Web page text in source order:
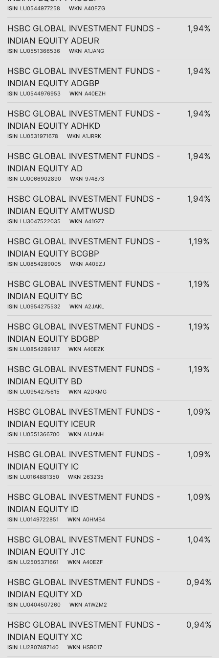
ISIN LU0544977258 WKN A40EZG
HSBC GLOBAL INVESTMENT FUNDS -
INDIAN EQUITY ADEUR
ISIN LU0551366536 WKN A1JANG
1,94%
HSBC GLOBAL INVESTMENT FUNDS -
INDIAN EQUITY ADGBP
ISIN LU0544976953 WKN A40EZH
1,94%
HSBC GLOBAL INVESTMENT FUNDS -
INDIAN EQUITY ADHKD
ISIN LU0531971678 WKN A1JRRK
1,94%
HSBC GLOBAL INVESTMENT FUNDS -
INDIAN EQUITY AD
ISIN LU0066902890 WKN 974873
1,94%
HSBC GLOBAL INVESTMENT FUNDS -
INDIAN EQUITY AMTWUSD
ISIN LU3047522035 WKN A41GZ7
1,94%
HSBC GLOBAL INVESTMENT FUNDS -
INDIAN EQUITY BCGBP
ISIN LU0854289005 WKN A40EZJ
1,19%
HSBC GLOBAL INVESTMENT FUNDS -
INDIAN EQUITY BC
ISIN LU0954275532 WKN A2JAKL
1,19%
HSBC GLOBAL INVESTMENT FUNDS -
INDIAN EQUITY BDGBP
ISIN LU0854289187 WKN A40EZK
1,19%
HSBC GLOBAL INVESTMENT FUNDS -
INDIAN EQUITY BD
ISIN LU0954275615 WKN A2DKMG
1,19%
HSBC GLOBAL INVESTMENT FUNDS -
INDIAN EQUITY ICEUR
ISIN LU0551366700 WKN A1JANH
1,09%
HSBC GLOBAL INVESTMENT FUNDS -
INDIAN EQUITY IC
ISIN LU0164881350 WKN 263235
1,09%
HSBC GLOBAL INVESTMENT FUNDS -
INDIAN EQUITY ID
ISIN LU0149722851 WKN A0HMB4
1,09%
HSBC GLOBAL INVESTMENT FUNDS -
INDIAN EQUITY J1C
ISIN LU2505371661 WKN A40EZF
1,04%
HSBC GLOBAL INVESTMENT FUNDS -
INDIAN EQUITY XD
ISIN LU0404507260 WKN A1WZM2
0,94%
HSBC GLOBAL INVESTMENT FUNDS -
INDIAN EQUITY XC
ISIN LU2807487140 WKN HSB017
0,94%